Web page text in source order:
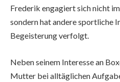
Frederik engagiert sich nicht
sondern hat andere sportliche
Begeisterung verfolgt.
Neben seinem Interesse an
Mutter bei alltäglichen